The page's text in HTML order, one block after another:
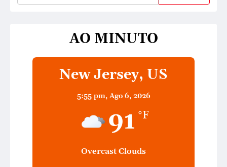
AO MINUTO
New Jersey, US
5:55 pm, Ago 6, 2026
91 °F
Overcast Clouds